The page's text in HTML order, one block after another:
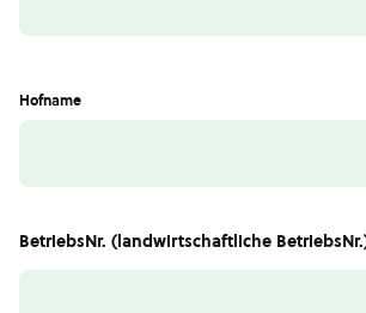
Hofname
BetriebsNr. (landwirtschaftliche